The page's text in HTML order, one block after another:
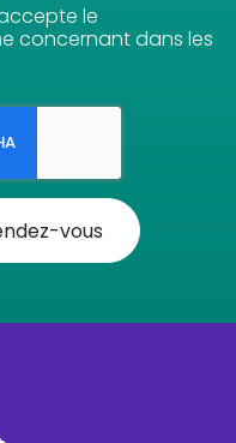
le
concernant dans les
vous